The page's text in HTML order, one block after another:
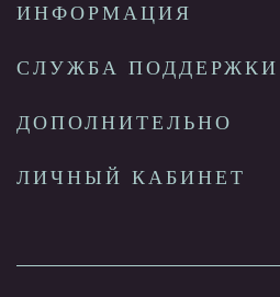
ИНФОРМАЦИЯ
СЛУЖБА ПОДДЕРЖКИ
ДОПОЛНИТЕЛЬНО
ЛИЧНЫЙ КАБИНЕТ